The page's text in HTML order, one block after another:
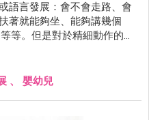
語言發展：會不會走路、會
著就能夠坐、能夠講幾個
等。但是對於精細動作的觀
、 嬰幼兒